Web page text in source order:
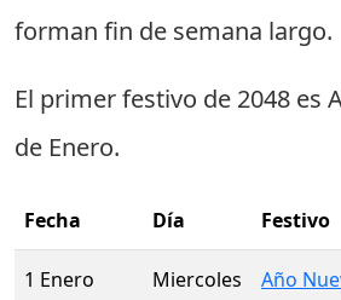
forman fin de semana largo.
El primer festivo de 2048 es
de Enero.
Fecha Día Festivo
1 Enero Miercoles Año